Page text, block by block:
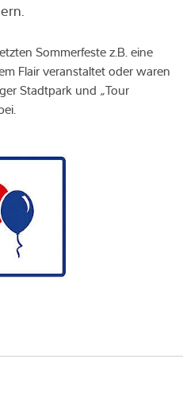
Sommerfeste z.B. eine
Flair veranstaltet oder waren
Stadtpark und „Tour